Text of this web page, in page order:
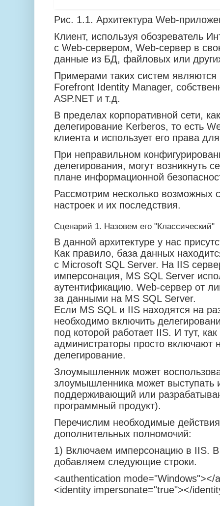
Рис. 1.1. Архитектура Web-
Клиент, используя обозреватель
с Web-сервером, Web-сервер в
данные из БД, файловых или
Примерами таких систем
Forefront Identity Manager,
ASP.NET и т.д.
В пределах корпоративной сети,
делегирование Kerberos, то есть
клиента и использует его права
При неправильном
делегирования, могут возникнуть
плане информационной
Рассмотрим несколько возможных
настроек и их последствия.
Сценарий 1. Назовем его "Классический"
В данной архитектуре у нас
Как правило, база данных
с Microsoft SQL Server. На IIS
имперсонация, MS SQL Server
аутентификацию. Web-сервер от
за данными на MS SQL Server.
Если MS SQL и IIS находятся на
необходимо включить
под которой работает IIS. И тут,
администраторы просто включают
делегирование.
Злоумышленник может
злоумышленника может выступать
поддерживающий или
программный продукт).
Перечислим необходимые
дополнительных полномочий:
1) Включаем имперсонацию в IIS.
добавляем следующие строки.
<authentication mode="Windows"></
<identity impersonate="true"></